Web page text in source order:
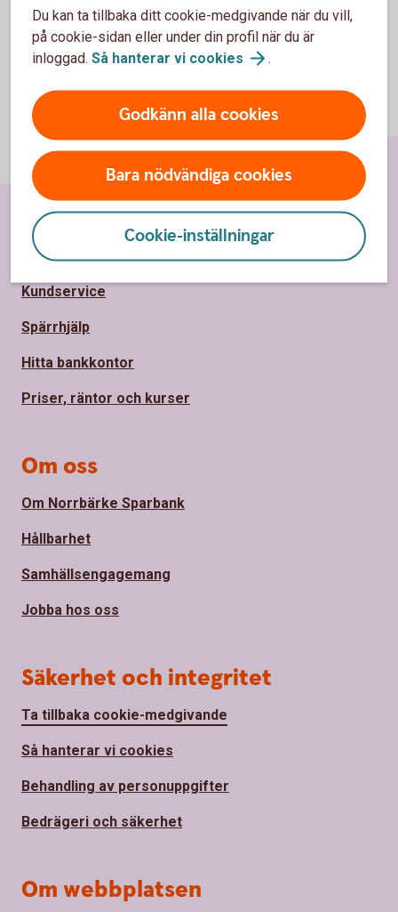
Du kan ta tillbaka ditt cookie-medgivande när du vill,
på cookie-sidan eller under din profil när du är
inloggad. Så hanterar vi cookies .
Godkänn alla cookies
Bara nödvändiga cookies
Cookie-inställningar
Sidfot
Hitta snabbt
Kundservice
Spärrhjälp
Hitta bankkontor
Priser, räntor och kurser
Om oss
Om Norrbärke Sparbank
Hållbarhet
Samhällsengagemang
Jobba hos oss
Säkerhet och integritet
Ta tillbaka cookie-medgivande
Så hanterar vi cookies
Behandling av personuppgifter
Bedrägeri och säkerhet
Om webbplatsen